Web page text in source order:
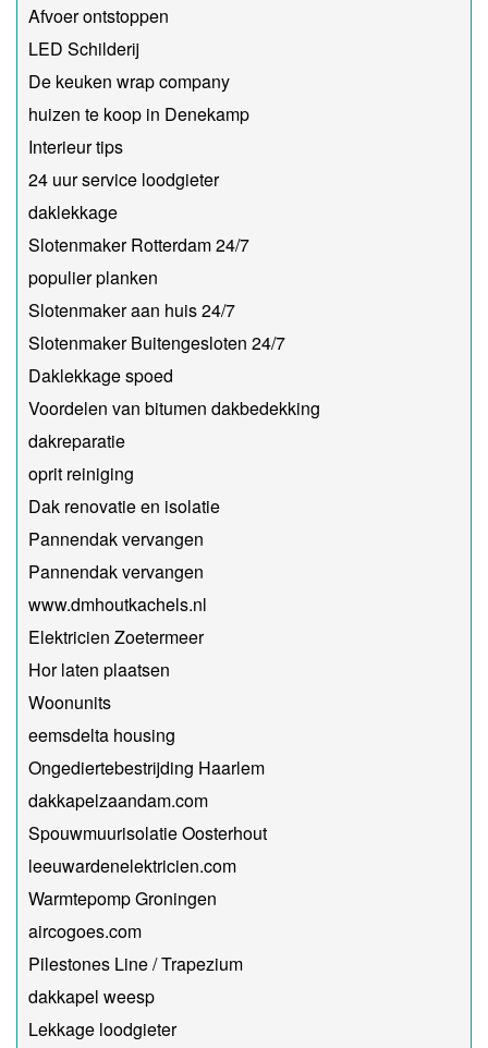
Afvoer ontstoppen
LED Schilderij
De keuken wrap company
huizen te koop in Denekamp
Interieur tips
24 uur service loodgieter
daklekkage
Slotenmaker Rotterdam 24/7
populier planken
Slotenmaker aan huis 24/7
Slotenmaker Buitengesloten 24/7
Daklekkage spoed
Voordelen van bitumen dakbedekking
dakreparatie
oprit reiniging
Dak renovatie en isolatie
Pannendak vervangen
Pannendak vervangen
www.dmhoutkachels.nl
Elektricien Zoetermeer
Hor laten plaatsen
Woonunits
eemsdelta housing
Ongediertebestrijding Haarlem
dakkapelzaandam.com
Spouwmuurisolatie Oosterhout
leeuwardenelektricien.com
Warmtepomp Groningen
aircogoes.com
Pilestones Line / Trapezium
dakkapel weesp
Lekkage loodgieter